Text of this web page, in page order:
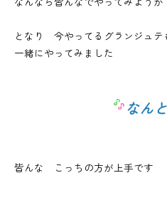
となり 今やってるグランジュテ
一緒にやってみました
なん
皆んな こっちの方が上手です